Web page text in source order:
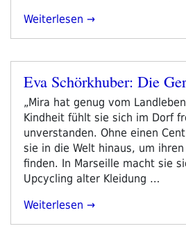
„literadio
Sailer
Zum
Clemens-
Brentano-
Preis
2021“
Weiterlesen
Veröffentlicht
Eva Schörkhuber: Die
„Mira hat genug vom
Kindheit fühlt sie sich im Dorf
unverstanden. Ohne einen
sie in die Welt hinaus, um
finden. In Marseille macht sie
Upcycling alter Kleidung …
„Eva
Weiterlesen